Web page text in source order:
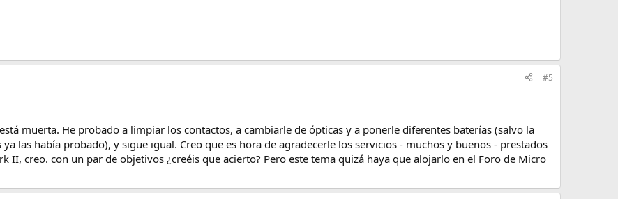
#5
muerta. He probado a limpiar los contactos, a cambiarle de ópticas y a ponerle diferentes baterías (salvo la
las había probado), y sigue igual. Creo que es hora de agradecerle los servicios - muchos y buenos - prestados
II, creo. con un par de objetivos ¿creéis que acierto? Pero este tema quizá haya que alojarlo en el Foro de Micro